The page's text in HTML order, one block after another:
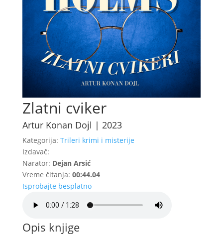
Zlatni cviker
Artur Konan Dojl | 2023
Kategorija: Trileri krimi i misterije
Izdavač:
Narator: Dejan Arsić
Vreme čitanja: 00:44.04
Isprobajte besplatno
Opis knjige